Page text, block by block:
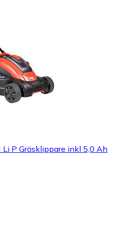
P Gräsklippare inkl 5,0 Ah